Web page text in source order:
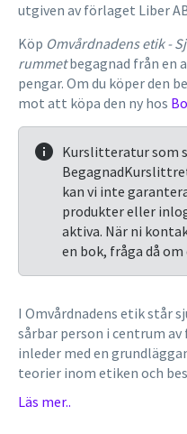
utgiven av förlaget Liber
Köp Omvårdnadens etik -
rummetbegagnad från en
pengar. Om du köper den
mot att köpa den ny hos
Kurslitteratur som
kan vi inte
produkter eller
aktiva. När ni
en bok, fråga då
I Omvårdnadens etik står
sårbar person i centrum
inleder med en
teorier inom etiken och
sjuksköterskan och
merEtt centralt ämne i
Läs mer..